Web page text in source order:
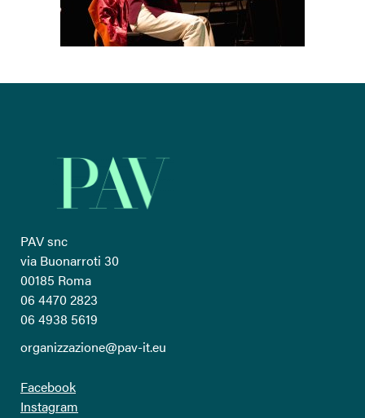
PAV snc
via Buonarroti 30
00185 Roma
06 4470 2823
06 4938 5619
organizzazione@pav-it.eu
Facebook
Instagram